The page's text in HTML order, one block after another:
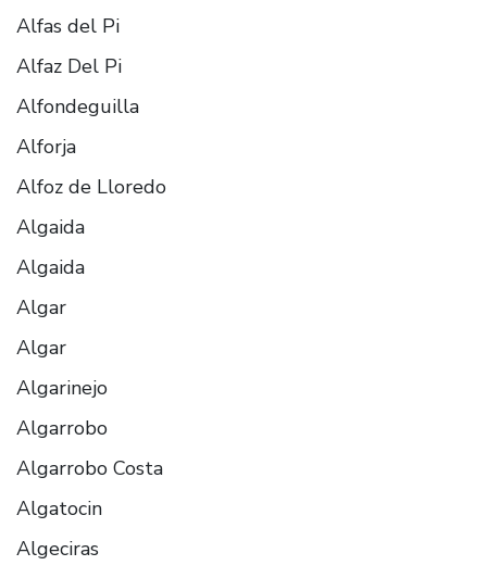
Alfas del Pi
Alfaz Del Pi
Alfondeguilla
Alforja
Alfoz de Lloredo
Algaida
Algaida
Algar
Algar
Algarinejo
Algarrobo
Algarrobo Costa
Algatocin
Algeciras